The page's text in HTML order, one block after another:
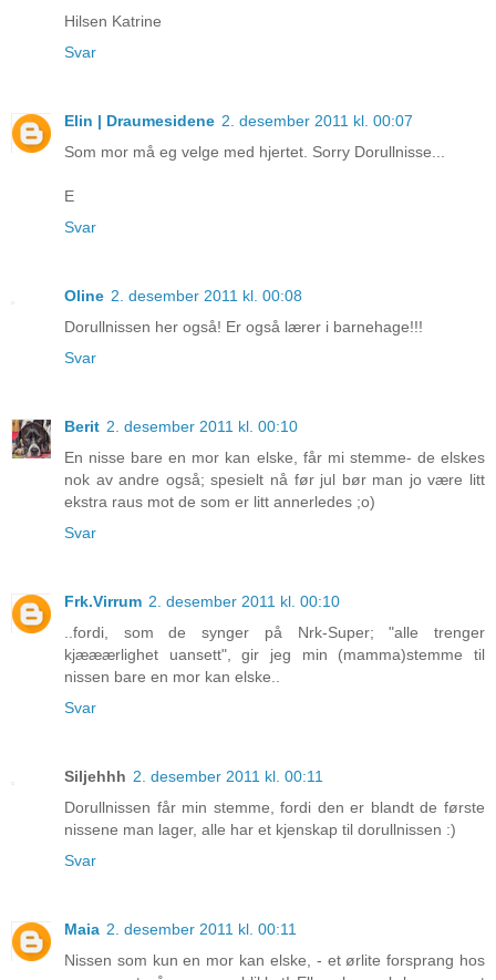
Hilsen Katrine
Svar
Elin | Draumesidene 2. desember 2011 kl. 00:07
Som mor må eg velge med hjertet. Sorry Dorullnisse...
E
Svar
Oline 2. desember 2011 kl. 00:08
Dorullnissen her også! Er også lærer i barnehage!!!
Svar
Berit 2. desember 2011 kl. 00:10
En nisse bare en mor kan elske, får mi stemme- de elskes
nok av andre også; spesielt nå før jul bør man jo være litt
ekstra raus mot de som er litt annerledes ;o)
Svar
Frk.Virrum 2. desember 2011 kl. 00:10
..fordi, som de synger på Nrk-Super; "alle trenger
kjææærlighet uansett", gir jeg min (mamma)stemme til
nissen bare en mor kan elske..
Svar
Siljehhh 2. desember 2011 kl. 00:11
Dorullnissen får min stemme, fordi den er blandt de første
nissene man lager, alle har et kjenskap til dorullnissen :)
Svar
Maia 2. desember 2011 kl. 00:11
Nissen som kun en mor kan elske, - et ørlite forsprang hos